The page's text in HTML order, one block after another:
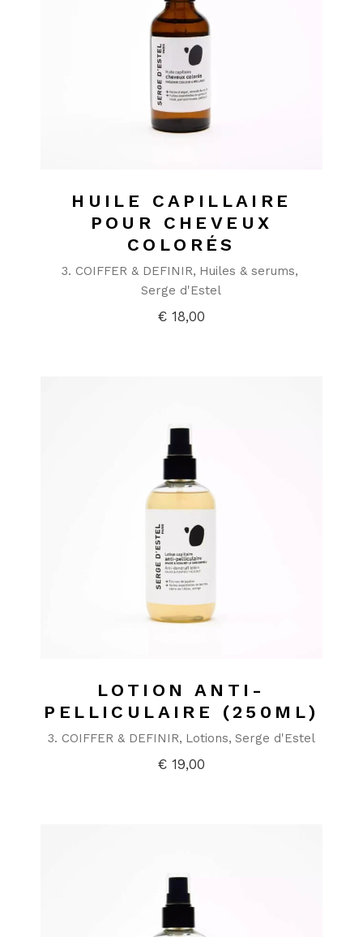
HUILE CAPILLAIRE
POUR CHEVEUX
COLORÉS
3. COIFFER & DEFINIR Huiles & serums
Serge d'Estel
€ 18,00
LOTION ANTI-
PELLICULAIRE (250ML)
3. COIFFER & DEFINIR Lotions Serge d'Estel
€ 19,00